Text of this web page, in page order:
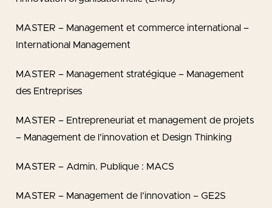
MASTER – Management et commerce international –
International Management
MASTER – Management stratégique – Management
des Entreprises
MASTER – Entrepreneuriat et management de projets
– Management de l’innovation et Design Thinking
MASTER – Admin. Publique : MACS
MASTER – Management de l’innovation – GE2S